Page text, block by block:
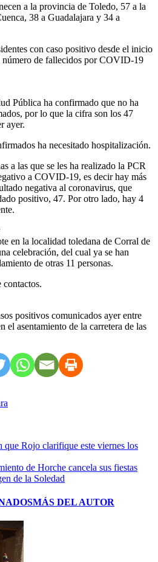
a la provincia de Toledo, 57 a la
38 a Guadalajara y 34 a
con caso positivo desde el inicio
número de fallecidos por COVID-19
Pública ha confirmado que no ha
por lo que la cifra son los 47
ayer.
ha necesitado hospitalización.
a las que se les ha realizado la PCR
a COVID-19, es decir hay más
negativa al coronavirus, que
positivo, 47. Por otro lado, hay 4
en la localidad toledana de Corral de
celebración, del cual ya se han
de otras 11 personas.
contactos.
positivos comunicados ayer entre
el asentamiento de la carretera de las
que Rojo clarifique este viernes los
de Horche cancela sus fiestas
de la Soledad
MÁS DEL AUTOR